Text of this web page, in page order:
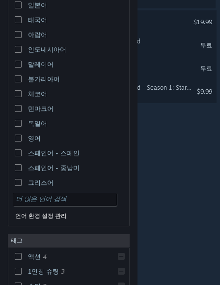
Steam 모바일 앱 다운로드
PC 웹사이트 보기
© Valve Corporation. 모든 권리 보유. 모든 상표는 미국
및 기타 국가에서 각각 해당 소유자의 재산입니다.
환불| 쿠키
일본어
태국어
아랍어
인도네시아어
말레이어
불가리아어
체코어
덴마크어
독일어
영어
스페인어 - 스페인
스페인어 - 중남미
그리스어
언어 환경 설정 관리
태그
액션 4
1인칭 슈팅 3
$19.99
SPLITGATE: Arena Reloaded
무료
무료
SPLITGATE: Arena Reloaded - Season 1: Starter Pack
$9.99